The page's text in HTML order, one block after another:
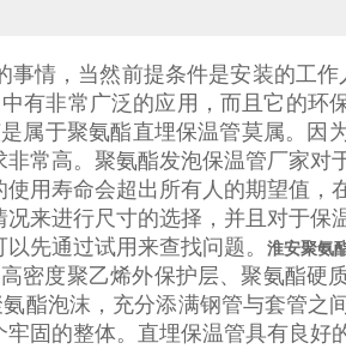
情，当然前提条件是安装的工作
有非常广泛的应用，而且它的环
属于聚氨酯直埋保温管莫属。因
常高。聚氨酯发泡保温管厂家对
用寿命会超出所有人的期望值，
来进行尺寸的选择，并且对于保
先通过试用来查找问题。
淮安聚氨
密度聚乙烯外保护层、聚氨酯硬
酯泡沫，充分添满钢管与套管之
固的整体。直埋保温管具有良好